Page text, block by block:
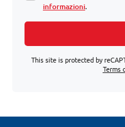
informazioni.
This site is protected by
Terms